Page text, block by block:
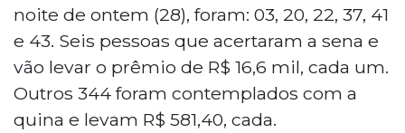
noite de ontem (28), foram: 03, 20, 22, 37, 41
e 43. Seis pessoas que acertaram a sena e
vão levar o prêmio de R$ 16,6 mil, cada um.
Outros 344 foram contemplados com a
quina e levam R$ 581,40, cada.